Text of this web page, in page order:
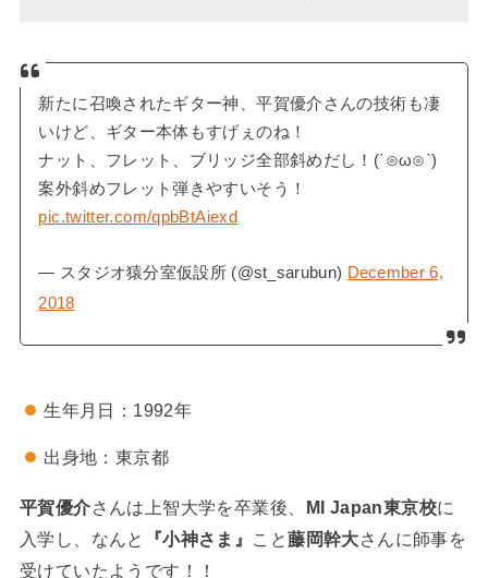
新たに召喚されたギター神、平賀優介さんの技術も凄
いけど、ギター本体もすげぇのね！
ナット、フレット、ブリッジ全部斜めだし！(´⊙ω⊙`)
案外斜めフレット弾きやすいそう！
pic.twitter.com/qpbBtAiexd
— スタジオ猿分室仮設所 (@st_sarubun) December 6,
2018
生年月日：1992年
出身地：東京都
平賀優介さんは上智大学を卒業後、 MI Japan東京校に
入学し、なんと
『小神さま』 こと藤岡幹大さんに師事を
受けていたようです！！